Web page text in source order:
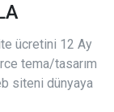
ücretini 12 Ay
tema/tasarım
siteni dünyaya